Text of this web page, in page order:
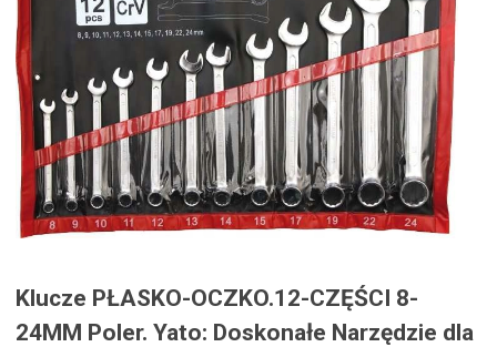
Klucze PŁASKO-OCZKO.12-CZĘŚCI 8-
24MM Poler. Yato: Doskonałe Narzędzie dla